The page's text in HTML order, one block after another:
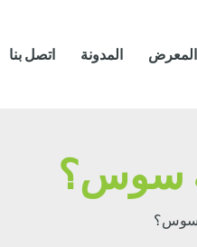
المعرض المدونة اتصل بنا
سوس؟
سوس؟